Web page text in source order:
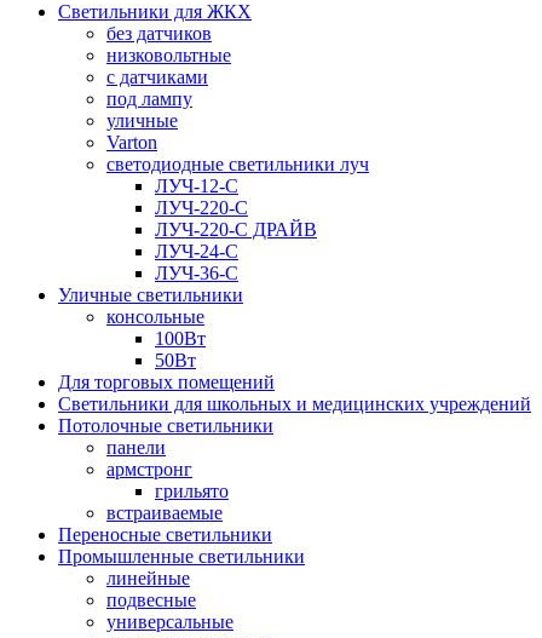
Светильники для ЖКХ
без датчиков
низковольтные
с датчиками
под лампу
уличные
Varton
светодиодные светильники луч
ЛУЧ-12-С
ЛУЧ-220-С
ЛУЧ-220-С ДРАЙВ
ЛУЧ-24-С
ЛУЧ-36-С
Уличные светильники
консольные
100Вт
50Вт
Для торговых помещений
Светильники для школьных и медицинских учреждений
Потолочные светильники
панели
армстронг
грильято
встраиваемые
Переносные светильники
Промышленные светильники
линейные
подвесные
универсальные